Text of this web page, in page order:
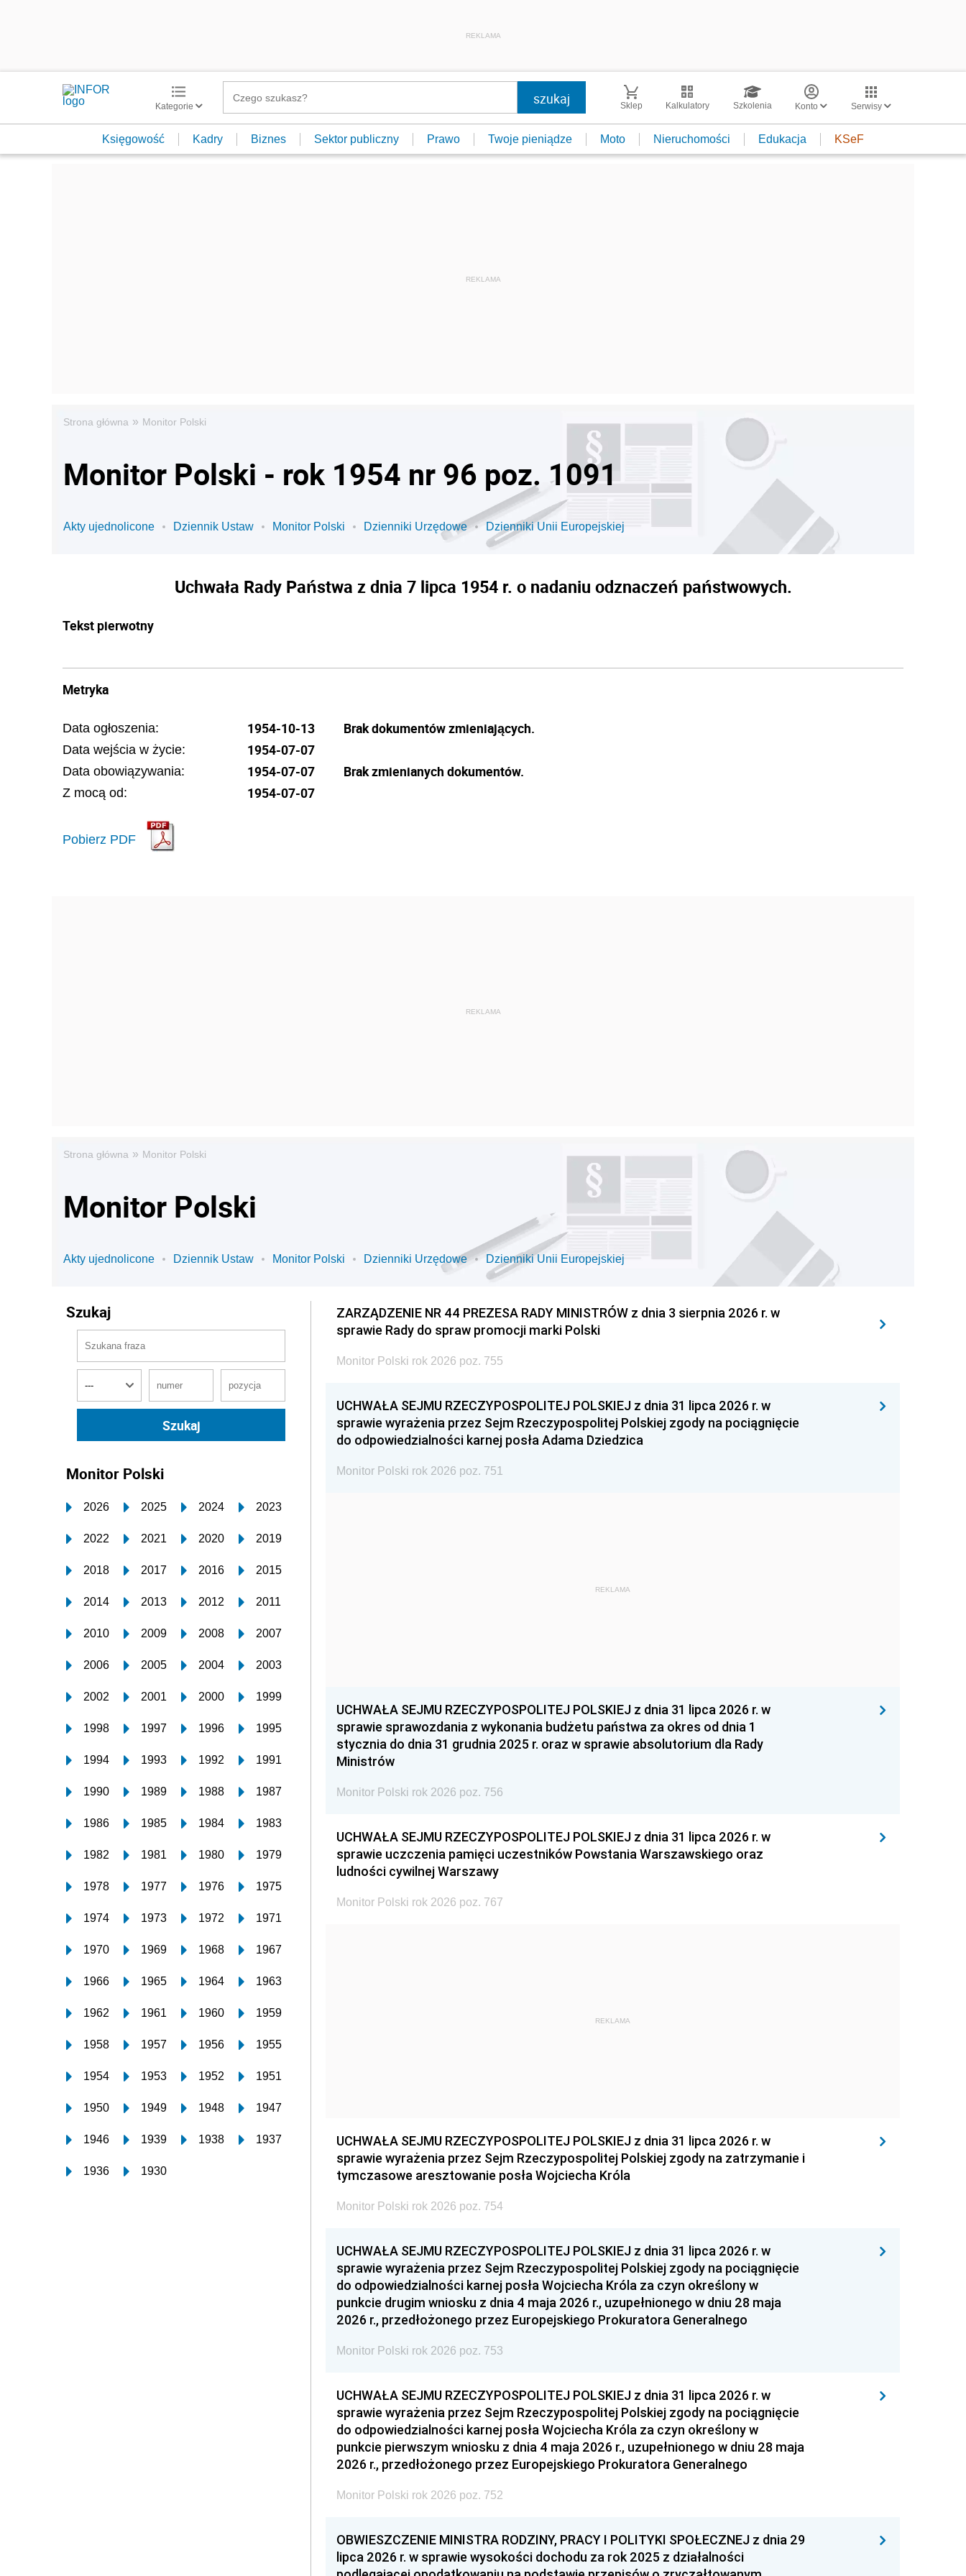
REKLAMA
Kategorie Sklep Kalkulatory Szkolenia Konto Serwisy
Księgowość Kadry Biznes Sektor publiczny Prawo Twoje pieniądze Moto Nieruchomości Edukacja KSeF
Strona główna » Monitor Polski
Monitor Polski - rok 1954 nr 96 poz. 1091
Akty ujednolicone Dziennik Ustaw Monitor Polski Dzienniki Urzędowe Dzienniki Unii Europejskiej
Uchwała Rady Państwa z dnia 7 lipca 1954 r. o nadaniu odznaczeń państwowych.
Tekst pierwotny
Metryka
Data ogłoszenia: 1954-10-13
Data wejścia w życie: 1954-07-07
Data obowiązywania: 1954-07-07
Z mocą od: 1954-07-07
Pobierz PDF
Brak dokumentów zmieniających.
Brak zmienianych dokumentów.
Strona główna » Monitor Polski
Monitor Polski
Akty ujednolicone Dziennik Ustaw Monitor Polski Dzienniki Urzędowe Dzienniki Unii Europejskiej
Szukaj
Monitor Polski
2026 2025 2024 2023
2022 2021 2020 2019
2018 2017 2016 2015
2014 2013 2012 2011
2010 2009 2008 2007
2006 2005 2004 2003
2002 2001 2000 1999
1998 1997 1996 1995
1994 1993 1992 1991
1990 1989 1988 1987
1986 1985 1984 1983
1982 1981 1980 1979
1978 1977 1976 1975
1974 1973 1972 1971
1970 1969 1968 1967
1966 1965 1964 1963
1962 1961 1960 1959
1958 1957 1956 1955
1954 1953 1952 1951
1950 1949 1948 1947
1946 1939 1938 1937
1936 1930
ZARZĄDZENIE NR 44 PREZESA RADY MINISTRÓW z dnia 3 sierpnia 2026 r. w
sprawie Rady do spraw promocji marki Polski
Monitor Polski rok 2026 poz. 755
UCHWAŁA SEJMU RZECZYPOSPOLITEJ POLSKIEJ z dnia 31 lipca 2026 r. w
sprawie wyrażenia przez Sejm Rzeczypospolitej Polskiej zgody na pociągnięcie
do odpowiedzialności karnej posła Adama Dziedzica
Monitor Polski rok 2026 poz. 751
REKLAMA
UCHWAŁA SEJMU RZECZYPOSPOLITEJ POLSKIEJ z dnia 31 lipca 2026 r. w
sprawie sprawozdania z wykonania budżetu państwa za okres od dnia 1
stycznia do dnia 31 grudnia 2025 r. oraz w sprawie absolutorium dla Rady
Ministrów
Monitor Polski rok 2026 poz. 756
UCHWAŁA SEJMU RZECZYPOSPOLITEJ POLSKIEJ z dnia 31 lipca 2026 r. w
sprawie uczczenia pamięci uczestników Powstania Warszawskiego oraz
ludności cywilnej Warszawy
Monitor Polski rok 2026 poz. 767
REKLAMA
UCHWAŁA SEJMU RZECZYPOSPOLITEJ POLSKIEJ z dnia 31 lipca 2026 r. w
sprawie wyrażenia przez Sejm Rzeczypospolitej Polskiej zgody na zatrzymanie i
tymczasowe aresztowanie posła Wojciecha Króla
Monitor Polski rok 2026 poz. 754
UCHWAŁA SEJMU RZECZYPOSPOLITEJ POLSKIEJ z dnia 31 lipca 2026 r. w
sprawie wyrażenia przez Sejm Rzeczypospolitej Polskiej zgody na pociągnięcie
do odpowiedzialności karnej posła Wojciecha Króla za czyn określony w
punkcie drugim wniosku z dnia 4 maja 2026 r., uzupełnionego w dniu 28 maja
2026 r., przedłożonego przez Europejskiego Prokuratora Generalnego
Monitor Polski rok 2026 poz. 753
UCHWAŁA SEJMU RZECZYPOSPOLITEJ POLSKIEJ z dnia 31 lipca 2026 r. w
sprawie wyrażenia przez Sejm Rzeczypospolitej Polskiej zgody na pociągnięcie
do odpowiedzialności karnej posła Wojciecha Króla za czyn określony w
punkcie pierwszym wniosku z dnia 4 maja 2026 r., uzupełnionego w dniu 28 maja
2026 r., przedłożonego przez Europejskiego Prokuratora Generalnego
Monitor Polski rok 2026 poz. 752
OBWIESZCZENIE MINISTRA RODZINY, PRACY I POLITYKI SPOŁECZNEJ z dnia 29
lipca 2026 r. w sprawie wysokości dochodu za rok 2025 z działalności